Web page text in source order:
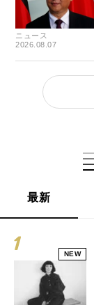
ニュース
2026.08.07
最新
NEW